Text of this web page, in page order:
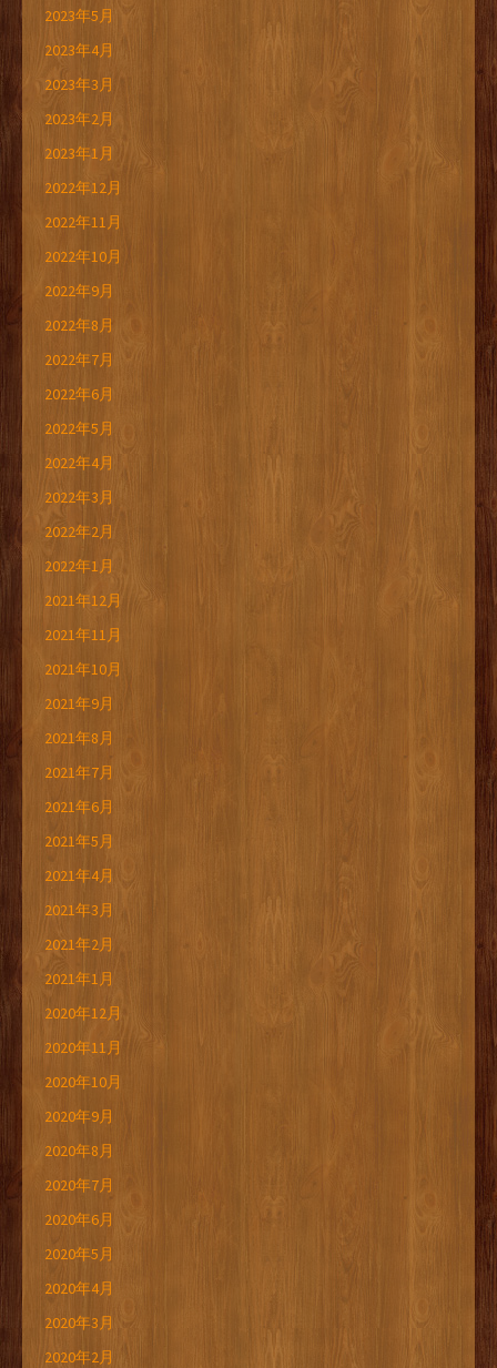
2023年5月
2023年4月
2023年3月
2023年2月
2023年1月
2022年12月
2022年11月
2022年10月
2022年9月
2022年8月
2022年7月
2022年6月
2022年5月
2022年4月
2022年3月
2022年2月
2022年1月
2021年12月
2021年11月
2021年10月
2021年9月
2021年8月
2021年7月
2021年6月
2021年5月
2021年4月
2021年3月
2021年2月
2021年1月
2020年12月
2020年11月
2020年10月
2020年9月
2020年8月
2020年7月
2020年6月
2020年5月
2020年4月
2020年3月
2020年2月